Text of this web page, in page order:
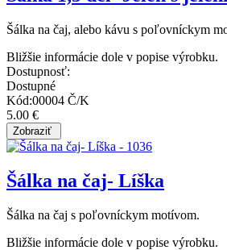
Šálka na čaj, alebo kávu s poľovníckym
Bližšie informácie dole v popise výrobku.
Dostupnosť:
Dostupné
Kód:00004 Č/K
5.00 €
Šálka na čaj- Líška
Šálka na čaj s poľovníckym motívom.
Bližšie informácie dole v popise výrobku.